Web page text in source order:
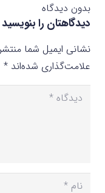
بدون دیدگاه
دیدگاهتان را بنویسید
نشانی ایمیل شما
علامت‌گذاری شده‌اند *